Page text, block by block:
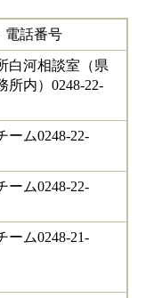
電話番号
白河相談室（県
所内）0248-22-
ーム0248-22-
ーム0248-22-
ーム0248-21-